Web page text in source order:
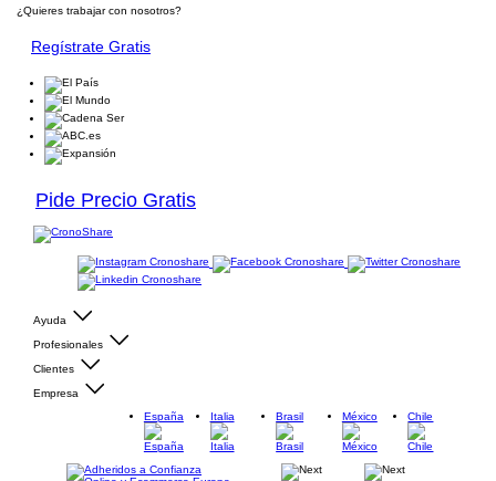
¿Quieres trabajar con nosotros?
Regístrate Gratis
Pide Precio Gratis
Ayuda
Profesionales
Clientes
Empresa
España
Italia Brasil México Chile